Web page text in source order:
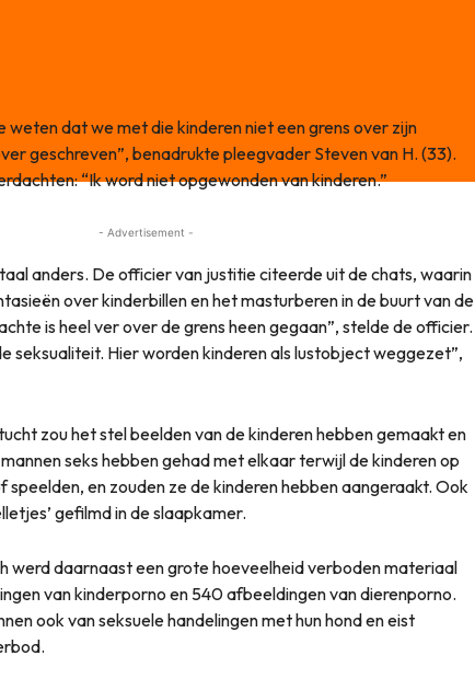
weten dat we met die kinderen niet een grens over zijn
geschreven”, benadrukte pleegvader Steven van H. (33).
“Ik word niet opgewonden van kinderen.”
- Advertisement -
anders. De officier van justitie citeerde uit de chats, waarin
over kinderbillen en het masturberen in de buurt van de
is heel ver over de grens heen gegaan”, stelde de officier.
seksualiteit. Hier worden kinderen als lustobject weggezet”,
zou het stel beelden van de kinderen hebben gemaakt en
seks hebben gehad met elkaar terwijl de kinderen op
speelden, en zouden ze de kinderen hebben aangeraakt. Ook
gefilmd in de slaapkamer.
werd daarnaast een grote hoeveelheid verboden materiaal
van kinderporno en 540 afbeeldingen van dierenporno.
ook van seksuele handelingen met hun hond en eist